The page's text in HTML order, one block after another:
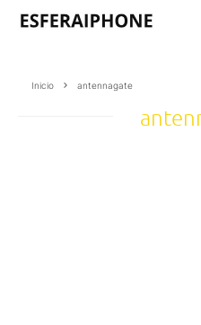
Inicio antennagate